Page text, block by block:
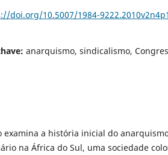
doi.org/10.5007/1984-
anarquismo, sindicalismo,
examina a história inicial do
na África do Sul, uma sociedade